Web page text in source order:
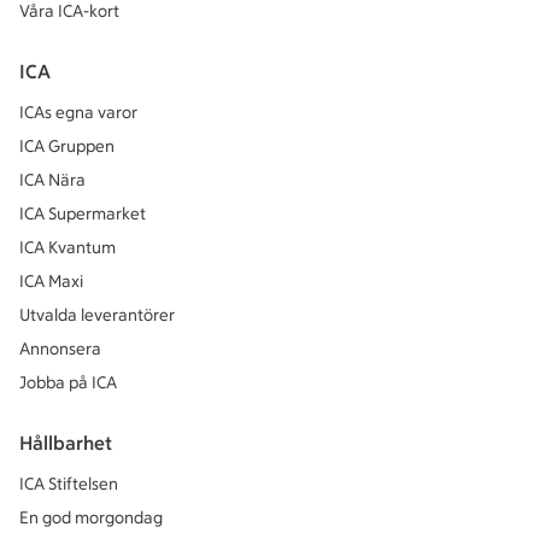
Våra ICA-kort
ICA
ICAs egna varor
ICA Gruppen
ICA Nära
ICA Supermarket
ICA Kvantum
ICA Maxi
Utvalda leverantörer
Annonsera
Jobba på ICA
Hållbarhet
ICA Stiftelsen
En god morgondag